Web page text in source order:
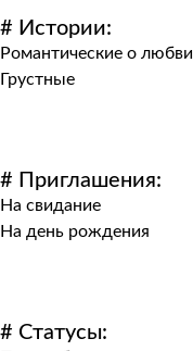
# Истории:
Романтические о любви
Грустные
# Приглашения:
На свидание
На день рождения
# Статусы: